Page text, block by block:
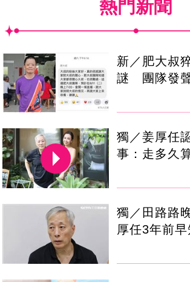
熱門新聞
新／肥大叔
謎 團隊發
獨／姜厚任
事：走多久
獨／田路路
厚任3年前